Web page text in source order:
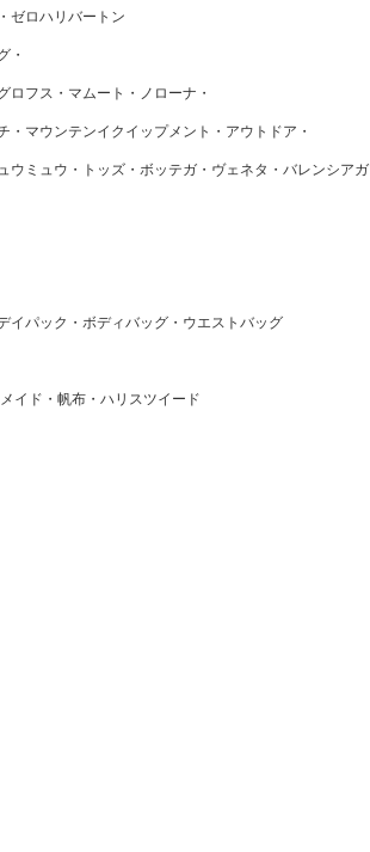
ゼロハリバートン
・
ロフス・マムート・ノローナ・
マウンテンイクイップメント・アウトドア・
ミュウ・トッズ・ボッテガ・ヴェネタ・バレンシアガ
イパック・ボディバッグ・ウエストバッグ
イド・帆布・ハリスツイード